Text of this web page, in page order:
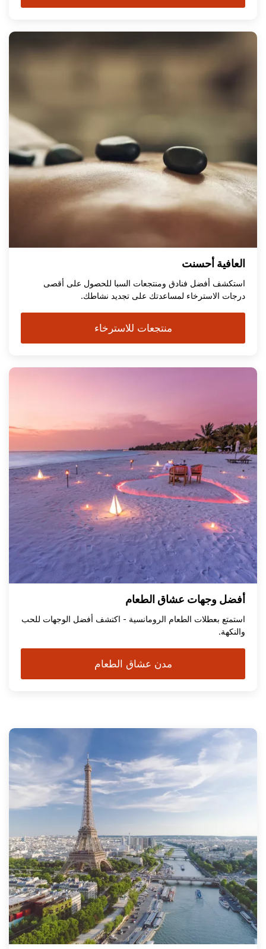
العافية أحسنت
استكشف أفضل فنادق ومنتجعات السبا للحصول على أقصى
درجات الاسترخاء لمساعدتك على تجديد نشاطك.
منتجعات للاسترخاء
أفضل وجهات عشاق الطعام
استمتع بعطلات الطعام الرومانسية - اكتشف أفضل الوجهات للحب
والنكهة.
مدن عشاق الطعام